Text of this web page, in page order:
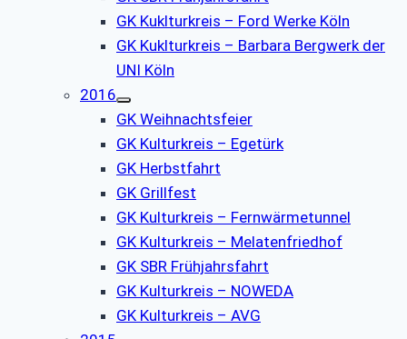
GK Kuklturkreis – Ford Werke Köln
GK Kuklturkreis – Barbara Bergwerk der
UNI Köln
2016
GK Weihnachtsfeier
GK Kulturkreis – Egetürk
GK Herbstfahrt
GK Grillfest
GK Kulturkreis – Fernwärmetunnel
GK Kulturkreis – Melatenfriedhof
GK SBR Frühjahrsfahrt
GK Kulturkreis – NOWEDA
GK Kulturkreis – AVG